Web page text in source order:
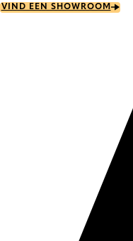
Skip
VIND EEN SHOWROOM